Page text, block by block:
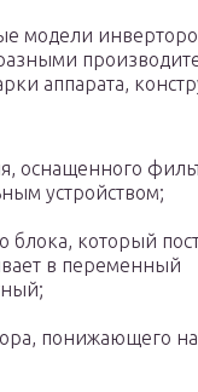
модели
аппарата,
оснащенного
устройством;
блока, который
в переменный
понижающего